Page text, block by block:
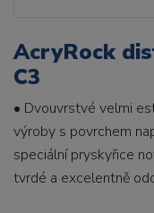
AcryRock
C3
• Dvouvrstvé velmi
výroby s povrchem
speciální pryskyřice
tvrdé a excelentně